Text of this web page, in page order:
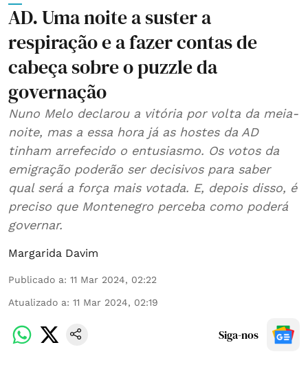
AD. Uma noite a suster a
respiração e a fazer contas de
cabeça sobre o puzzle da
governação
Nuno Melo declarou a vitória por volta da meia-
noite, mas a essa hora já as hostes da AD
tinham arrefecido o entusiasmo. Os votos da
emigração poderão ser decisivos para saber
qual será a força mais votada. E, depois disso, é
preciso que Montenegro perceba como poderá
governar.
Margarida Davim
Publicado a: 11 Mar 2024, 02:22
Atualizado a: 11 Mar 2024, 02:19
Siga-nos